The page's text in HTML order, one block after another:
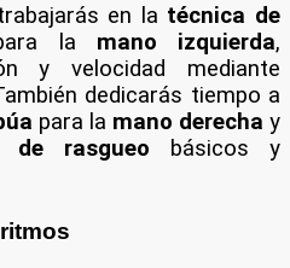
en la técnica de
la mano izquierda,
y velocidad mediante
dedicarás tiempo a
para la mano derecha y
de rasgueo básicos y